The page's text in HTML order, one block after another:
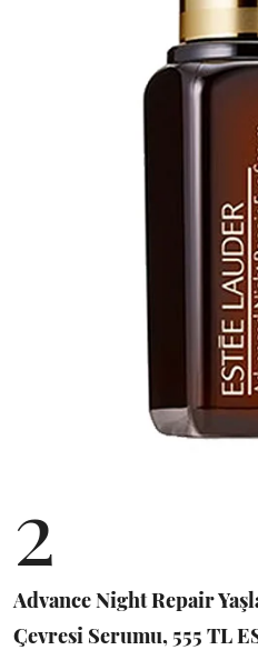
2
Advance Night Repair
Çevresi Serumu, 555 TL